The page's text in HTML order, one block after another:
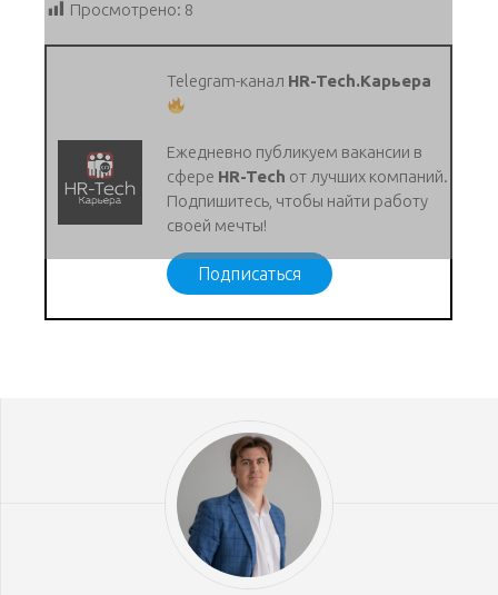
Просмотрено: 8
Telegram-канал HR-Tech.Карьера
Ежедневно публикуем вакансии в
сфере HR-Tech от лучших компаний.
Подпишитесь, чтобы найти работу
своей мечты!
Подписаться